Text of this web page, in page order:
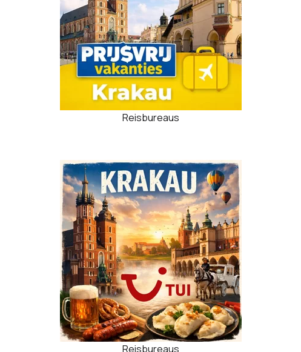
Reisbureaus
Reisbureaus